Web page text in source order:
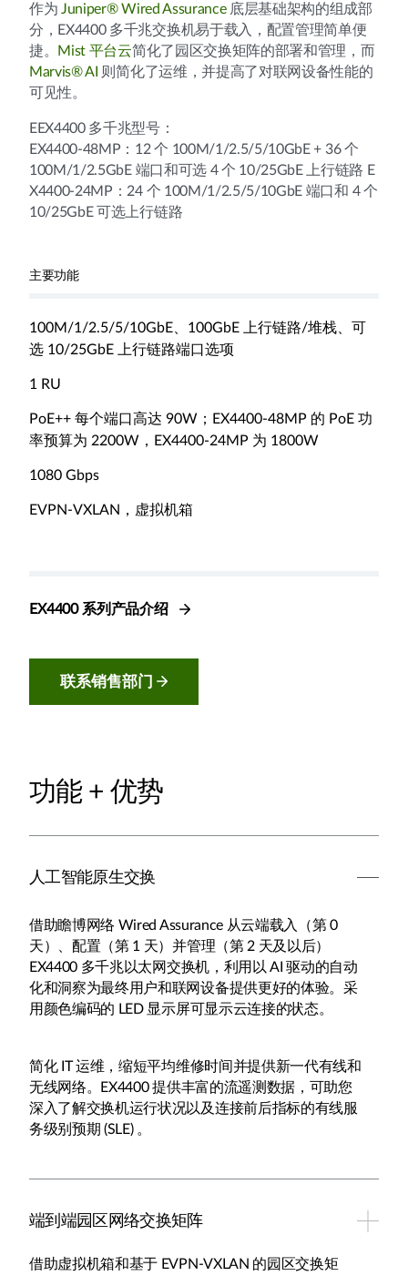
作为Juniper® Wired Assurance底层基础架构的组成部
分，EX4400 多千兆交换机易于载入，配置管理简单便
捷。
Mist 平台云简化了园区交换矩阵的部署和管理，而
Marvis® AI 则简化了运维，并提高了对联网设备性能的
可见性。
EEX4400 多千兆型号：
EX4400-48MP：12 个 100M/1/2.5/5/10GbE + 36 个
100M/1/2.5GbE 端口和可选 4 个 10/25GbE 上行链路 E
X4400-24MP：24 个 100M/1/2.5/5/10GbE 端口和 4 个
10/25GbE 可选上行链路
主要功能
100M/1/2.5/5/10GbE、100GbE 上行链路/堆栈、可
选 10/25GbE 上行链路端口选项
1 RU
PoE++ 每个端口高达 90W；EX4400-48MP 的 PoE 功
率预算为 2200W，EX4400-24MP 为 1800W
1080 Gbps
EVPN-VXLAN，虚拟机箱
EX4400 系列产品介绍
联系销售部门
功能 + 优势
人工智能原生交换
借助瞻博网络 Wired Assurance 从云端载入（第 0
天）、配置（第 1 天）并管理（第 2 天及以后）
EX4400 多千兆以太网交换机，利用以 AI 驱动的自动
化和洞察为最终用户和联网设备提供更好的体验。采
用颜色编码的 LED 显示屏可显示云连接的状态。
简化 IT 运维，缩短平均维修时间并提供新一代有线和
无线网络。EX4400 提供丰富的流遥测数据，可助您
深入了解交换机运行状况以及连接前后指标的有线服
务级别预期 (SLE) 。
端到端园区网络交换矩阵
借助虚拟机箱和基于 EVPN-VXLAN 的园区交换矩